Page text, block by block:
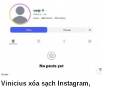
Vinicius xóa sạch Instagram,